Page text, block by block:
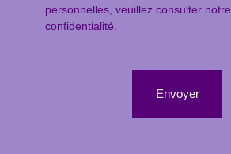
personnelles, veuillez consulter notre
confidentialité
Envoyer